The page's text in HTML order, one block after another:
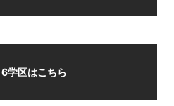
学区はこちら